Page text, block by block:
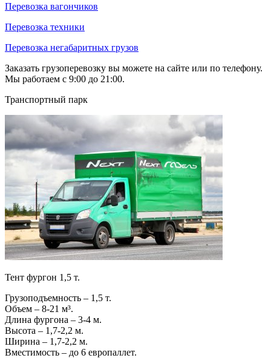
Перевозка вагончиков
Перевозка техники
Перевозка негабаритных грузов
Заказать грузоперевозку вы можете на сайте или по телефону.
Мы работаем с 9:00 до 21:00.
Транспортный парк
Тент фургон 1,5 т.
Грузоподъемность – 1,5 т.
Объем – 8-21 м³.
Длина фургона – 3-4 м.
Высота – 1,7-2,2 м.
Ширина – 1,7-2,2 м.
Вместимость – до 6 европаллет.